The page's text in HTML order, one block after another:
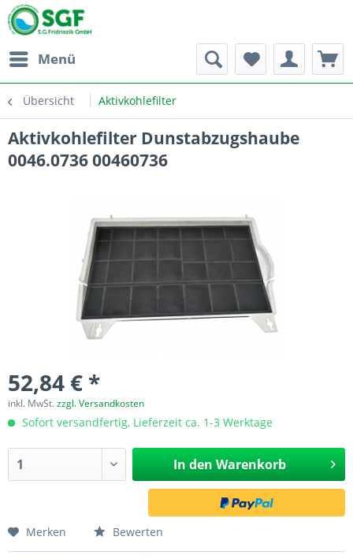
Menü
Übersicht Aktivkohlefilter
Aktivkohlefilter Dunstabzugshaube
0046.0736 00460736
52,84 € *
inkl. MwSt.zzgl. Versandkosten
Sofort versandfertig, Lieferzeit ca. 1-3 Werktage
In den Warenkorb
Merken Bewerten